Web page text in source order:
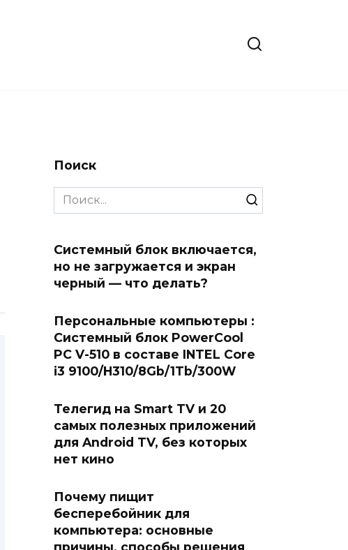
Поиск
Search
for:
Системный блок включается,
но не загружается и экран
черный — что делать?
Персональные компьютеры :
Системный блок PowerCool
PC V-510 в составе INTEL Core
i3 9100/H310/8Gb/1Tb/300W
Телегид на Smart TV и 20
самых полезных приложений
для Android TV, без которых
нет кино
Почему пищит
бесперебойник для
компьютера: основные
причины, способы решения